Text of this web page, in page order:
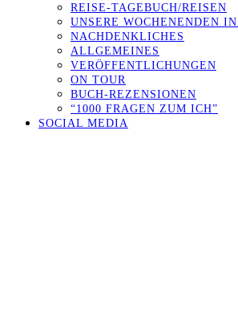
REISE-TAGEBUCH/REISEN
UNSERE WOCHENENDEN
NACHDENKLICHES
ALLGEMEINES
VERÖFFENTLICHUNGEN
ON TOUR
BUCH-REZENSIONEN
“1000 FRAGEN ZUM ICH”
SOCIAL MEDIA